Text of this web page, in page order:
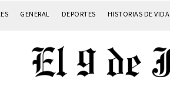
GENERAL DEPORTES HISTORIAS DE VIDA